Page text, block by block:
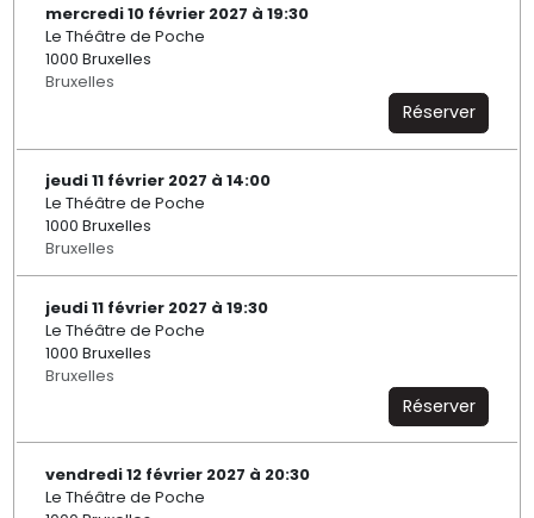
mercredi 10 février 2027 à 19:30
Le Théâtre de Poche
1000 Bruxelles
Bruxelles
Réserver
jeudi 11 février 2027 à 14:00
Le Théâtre de Poche
1000 Bruxelles
Bruxelles
jeudi 11 février 2027 à 19:30
Le Théâtre de Poche
1000 Bruxelles
Bruxelles
Réserver
vendredi 12 février 2027 à 20:30
Le Théâtre de Poche